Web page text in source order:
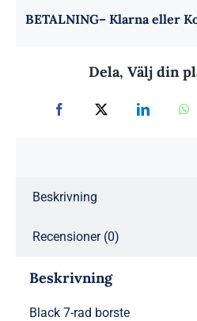
BETALNING– Klarna eller
Dela, Välj din
Beskrivning
Recensioner (0)
Beskrivning
Black 7-rad borste